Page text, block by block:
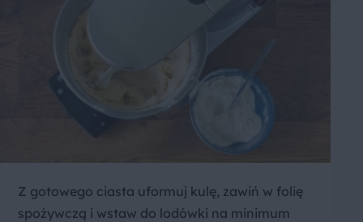
Z gotowego ciasta uformuj kulę, zawiń w folię
spożywczą i wstaw do lodówki na minimum